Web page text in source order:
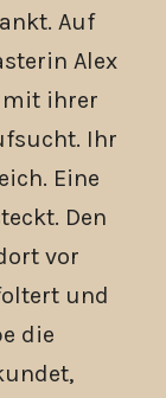
Auf
Alex
mit ihrer
Ihr
Eine
Den
vor
und
die